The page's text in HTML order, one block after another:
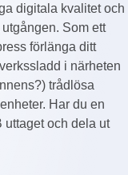
digitala kvalitet och
Som ett
förlänga ditt
i närheten
trådlösa
Har du en
uttaget och dela ut